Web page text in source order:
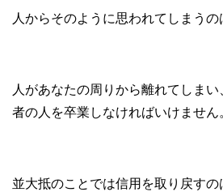
人からそのように思われてしまうの
人があなたの周りから離れてしま
者の人を卒業しなければいけません
並大抵のことでは信用を取り戻す